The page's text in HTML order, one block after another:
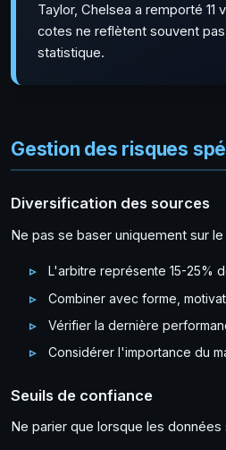
Taylor, Chelsea a remporté
cotes ne reflètent souvent
statistique.
Gestion des risques
Diversification des sources
Ne pas se baser uniquement sur
L'arbitre représente 15-25%
Combiner avec forme,
Vérifier la dernière
Considérer l'importance du
Seuils de confiance
Ne parier que lorsque les